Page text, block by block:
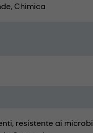
Chimica
resistente ai microbi